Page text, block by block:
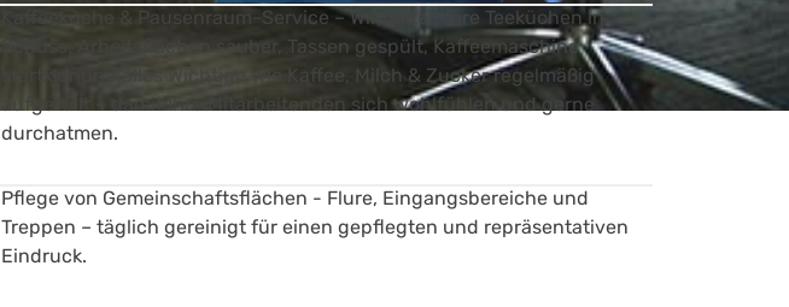
Kaffeeküche & Pausenraum-Service – Wir halten Ihre Teeküchen in
Schuss: Arbeitsflächen sauber, Tassen gespült, Kaffeemaschine
startklar und alles Wichtige wie Kaffee, Milch & Zucker regelmäßig
aufgefüllt – damit Ihre Mitarbeitenden sich wohlfühlen und gerne
durchatmen.
Pflege von Gemeinschaftsflächen - Flure, Eingangsbereiche und
Treppen – täglich gereinigt für einen gepflegten und repräsentativen
Eindruck.